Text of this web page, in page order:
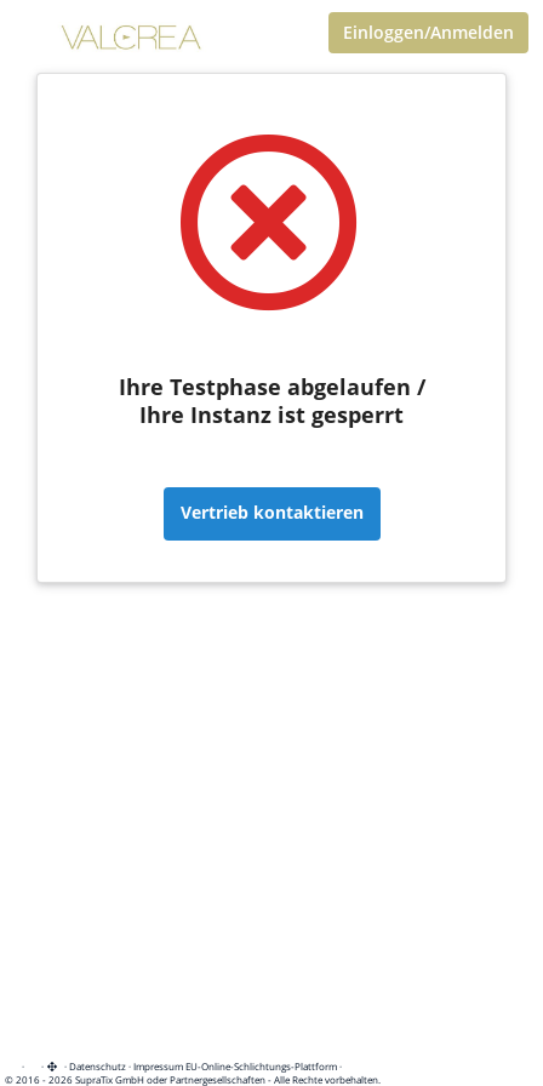
Einloggen/Anmelden
Ihre Testphase abgelaufen /
Ihre Instanz ist gesperrt
Vertrieb kontaktieren
· · ·Datenschutz·Impressum EU-Online-Schlichtungs-Plattform·
© 2016 - 2026 SupraTix GmbH oder Partnergesellschaften - Alle Rechte vorbehalten.